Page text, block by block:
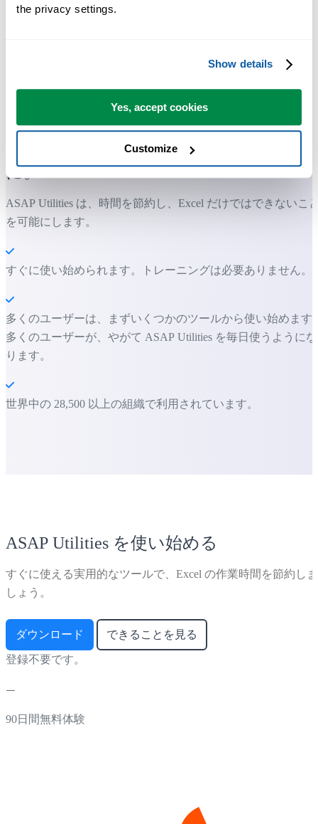
the privacy settings.
Show details
Yes, accept cookies
Customize
Excel の作業をもっと速く、もっと簡単
に。
ASAP Utilities は、時間を節約し、Excel だけではできないこ
を可能にします。
すぐに使い始められます。トレーニングは必要ありません。
多くのユーザーは、まずいくつかのツールから使い始めます
多くのユーザーが、やがて ASAP Utilities を毎日使うようにな
ります。
世界中の 28,500 以上の組織で利用されています。
ASAP Utilities を使い始める
すぐに使える実用的なツールで、Excel の作業時間を節約しま
しょう。
ダウンロード できることを見る
登録不要です。
90日間無料体験